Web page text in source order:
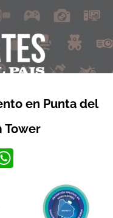
en Punta del
Tower